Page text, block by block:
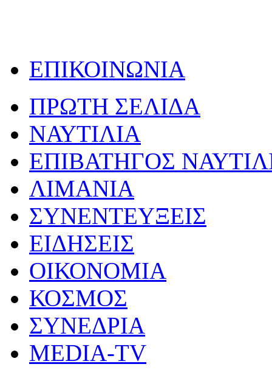
ΕΠΙΚΟΙΝΩΝΙΑ
ΠΡΩΤΗ ΣΕΛΙΔΑ
ΝΑΥΤΙΛΙΑ
ΕΠΙΒΑΤΗΓΟΣ
ΛΙΜΑΝΙΑ
ΣΥΝΕΝΤΕΥΞΕΙΣ
ΕΙΔΗΣΕΙΣ
ΟΙΚΟΝΟΜΙΑ
ΚΟΣΜΟΣ
ΣΥΝΕΔΡΙΑ
MEDIA-TV